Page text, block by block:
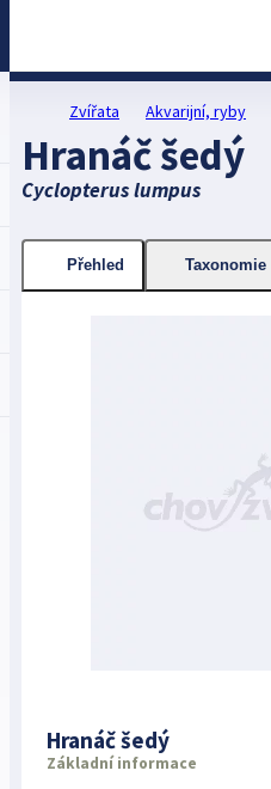
Zvířata Akvarijní, ryby
Hranáč šedý
Cyclopterus lumpus
Přehled Taxonomie
Hranáč šedý
Základní informace